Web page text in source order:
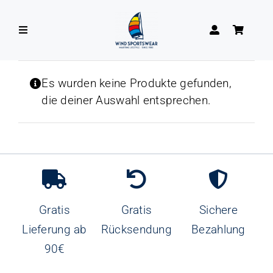
Inhalt
Toggle
Es wurden keine Produkte gefunden,
die deiner Auswahl entsprechen.
Gratis
Lieferung ab
90€
Gratis
Rücksendung
Sichere
Bezahlung